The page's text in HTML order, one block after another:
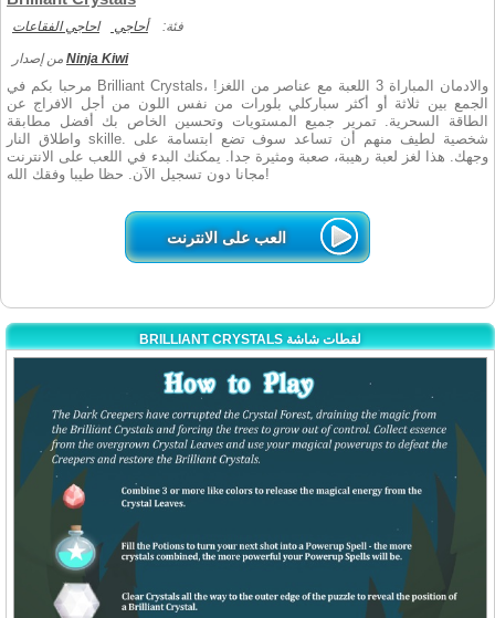
فئة: أحاجي احاجي الفقاعات
Ninja Kiwi
مرحبا بكم في Brilliant Crystals، والادمان المباراة 3 اللعبة مع عناصر من اللغز!
الجمع بين ثلاثة أو أكثر سباركلي بلورات من نفس اللون من أجل الافراج عن
الطاقة السحرية. تمرير جميع المستويات وتحسين الخاص بك أفضل مطابقة
واطلاق النار skille. شخصية لطيف منهم أن تساعد سوف تضع ابتسامة على
وجهك. هذا لغز لعبة رهيبة، صعبة ومثيرة جدا. يمكنك البدء في اللعب على الانترنت
مجانا دون تسجيل الآن. حظا طيبا وفقك الله!
العب على الانترنت
BRILLIANT CRYSTALS لقطات شاشة